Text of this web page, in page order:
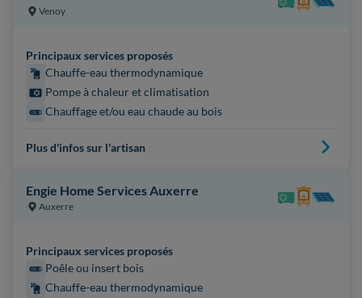
Venoy
Principaux services proposés
Chauffe-eau thermodynamique
Pompe à chaleur et climatisation
Chauffage et/ou eau chaude au bois
Plus d'infos sur l'artisan
Engie Home Services Auxerre
Auxerre
Principaux services proposés
Poêle ou insert bois
Chauffe-eau thermodynamique